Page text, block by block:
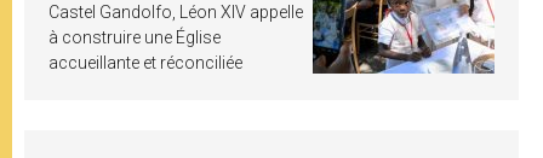
Castel Gandolfo, Léon XIV appelle
à construire une Église
accueillante et réconciliée